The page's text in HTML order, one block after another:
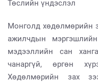
Төслийн үндэслэл
Монголд хөдөлмөрийн
ажилчдын
мэдээллийн сан
чанаргүй, өргөн
Хөдөлмөрийн зах